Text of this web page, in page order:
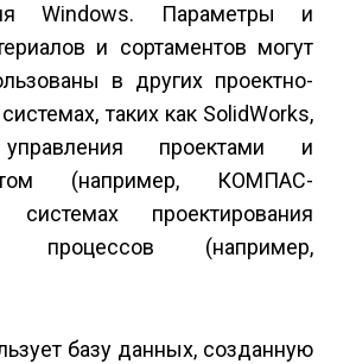
Windows. Параметры и
и сортаментов могут
в других проектно-
таких как SolidWorks,
проектами и
(например, КОМПАС-
проектирования
процессов (например,
базу данных, созданную